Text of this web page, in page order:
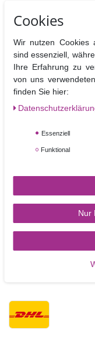
Zahlungsarten
Versandkosten
Kontakt
ZAHLUNGSARTEN
Cookies
Wir nutzen Cookies
sind essenziell,
Ihre Erfahrung zu
von uns
finden Sie hier:
Essenziell
Funktional
Nur